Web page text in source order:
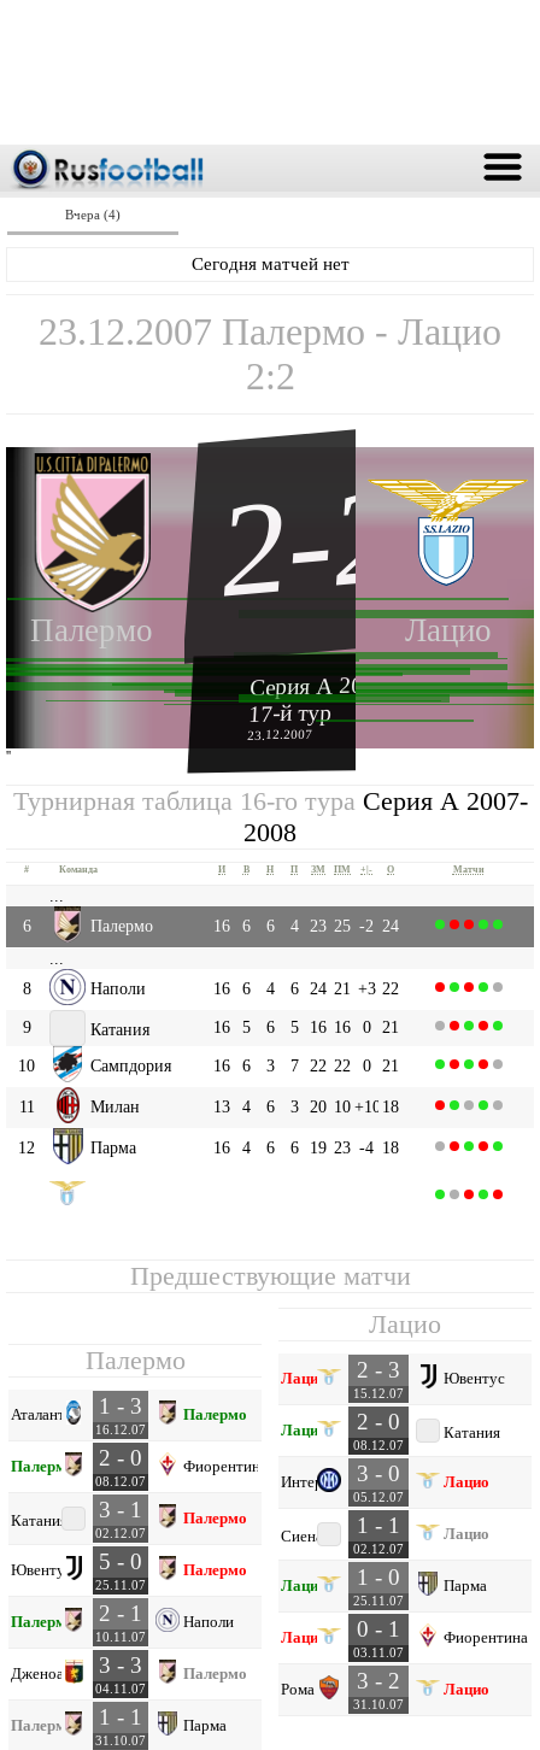
Вчера (4)
Сегодня матчей нет
23.12.2007 Палермо - Лацио
2:2
Палермо Лацио
2-2
Серия А 2007-2008
17-й тур
23.12.2007
''
Турнирная таблица 16-го тура Серия А 2007-
2008
# Команда И В Н П ЗМ ПМ +|- О Матчи
6
Палермо 16 6 6 4 23 25 -2 24
8
Наполи 16 6 4 6 24 21 +3 22
9
Катания 16 5 6 5 16 16 0
21
10
Сампдория 16 6 3 7 22 22 0 21
11 Милан 13 4 6 3 20 10+10 18
12 Парма 16 4 6 6 19 23 -4 18
Предшествующие матчи
Палермо
Аталанта 1 - 3
16.12.07
Палермо
Палермо 2 - 0
08.12.07
Фиорентина
Катания 3 - 1
02.12.07
Палермо
Ювентус 5 - 0
25.11.07
Палермо
Палермо 2 - 1
10.11.07
Наполи
Дженоа 3 - 3
04.11.07
Палермо
Палермо 1 - 1
31.10.07
Парма
Лацио
Лацио 2 - 3
15.12.07
Ювентус
Лацио 2 - 0
08.12.07
Катания
Интер 3 - 0
05.12.07
Лацио
Сиена 1 - 1
02.12.07
Лацио
Лацио 1 - 0
25.11.07
Парма
Лацио 0 - 1
03.11.07
Фиорентина
Рома 3 - 2
31.10.07
Лацио